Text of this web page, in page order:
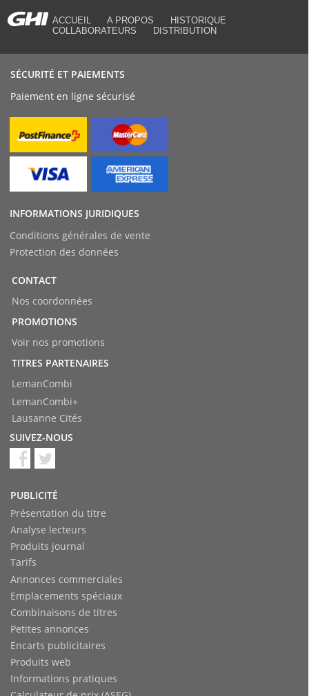
ACCUEIL A PROPOS
HISTORIQUE
COLLABORATEURS
DISTRIBUTION
PUBLICITÉ
Présentation du titre
Analyse lecteurs
Produits journal
Tarifs
Annonces commerciales
Emplacements spéciaux
Combinaisons de titres
Petites annonces
Encarts publicitaires
Produits web
Informations pratiques
SÉCURITÉ ET PAIEMENTS
Paiement en ligne sécurisé
INFORMATIONS JURIDIQUES
Conditions générales de vente
Protection des données
CONTACT
Nos coordonnées
PROMOTIONS
Voir nos promotions
TITRES PARTENAIRES
LemanCombi
LemanCombi+
Lausanne Cités
SUIVEZ-NOUS